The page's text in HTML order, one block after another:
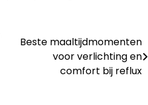
Beste maaltijdmomenten
voor verlichting en
comfort bij reflux